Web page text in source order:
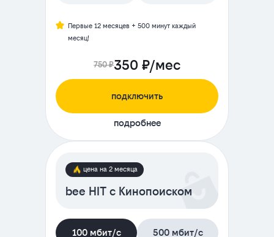
Первые 12 месяцев + 500 минут каждый
месяц!
750 ₽350 ₽/мес
подключить
подробнее
цена на 2 месяца
bee HIT с Кинопоиском
100 мбит/с 500 мбит/с